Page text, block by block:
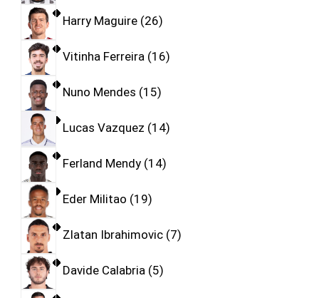
Harry Maguire 26
Vitinha Ferreira 16
Nuno Mendes 15
Lucas Vazquez 14
Ferland Mendy 14
Eder Militao 19
Zlatan Ibrahimovic 7
Davide Calabria 5